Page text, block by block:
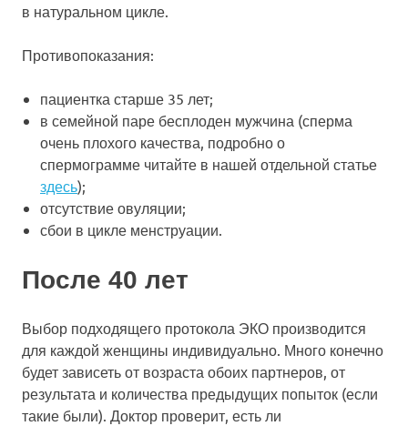
в натуральном цикле.
Противопоказания:
пациентка старше 35 лет;
в семейной паре бесплоден мужчина (сперма
очень плохого качества, подробно о
спермограмме читайте в нашей отдельной статье
здесь);
отсутствие овуляции;
сбои в цикле менструации.
После 40 лет
Выбор подходящего протокола ЭКО производится
для каждой женщины индивидуально. Много конечно
будет зависеть от возраста обоих партнеров, от
результата и количества предыдущих попыток (если
такие были). Доктор проверит, есть ли